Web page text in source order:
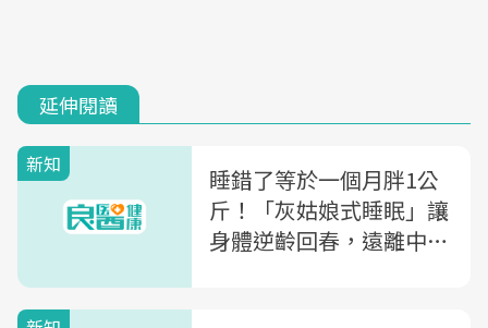
延伸閱讀
新知
睡錯了等於一個月胖1公
斤！「灰姑娘式睡眠」讓
身體逆齡回春，遠離中年